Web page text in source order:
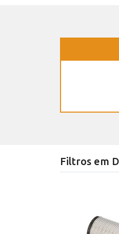
Filtros em